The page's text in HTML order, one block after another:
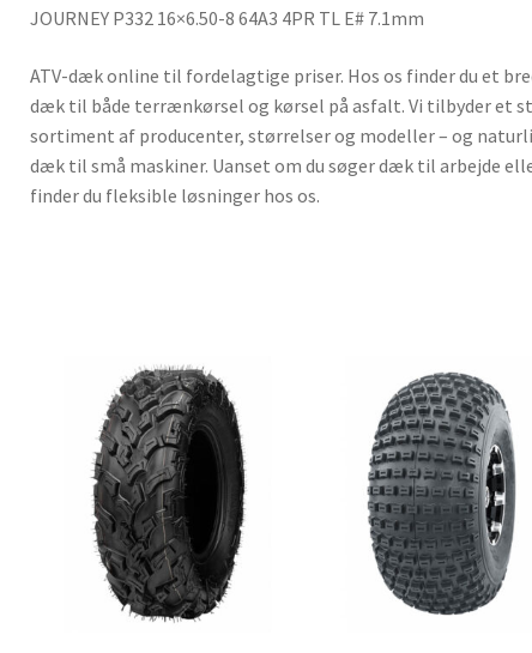
JOURNEY P332 16×6.50-8 64A3 4PR TL E# 7.1mm
ATV-dæk online til fordelagtige priser. Hos os finder du et
dæk til både terrænkørsel og kørsel på asfalt. Vi tilbyder et
sortiment af producenter, størrelser og modeller – og
dæk til små maskiner. Uanset om du søger dæk til arbejde
finder du fleksible løsninger hos os.